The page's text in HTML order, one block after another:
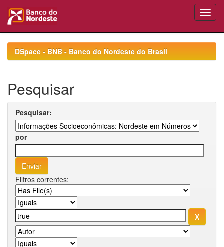
navigationDSpace - BNB - Banco do Nordeste do Brasil
Pesquisar
Pesquisar:
por
Filtros correntes: